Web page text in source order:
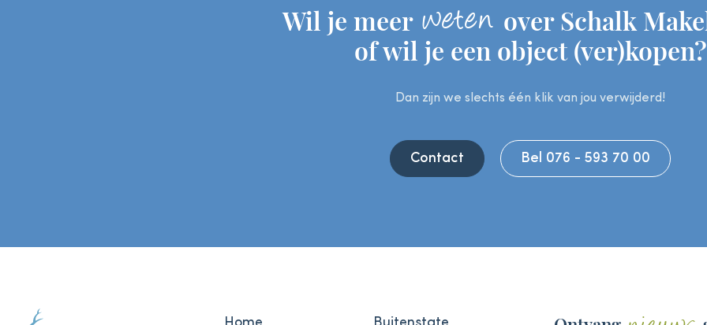
Wil je meer weten over Schalk
of wil je een object (ver)kopen?
Dan zijn we slechts één klik van jou verwijderd!
Contact Bel 076 - 593 70 00